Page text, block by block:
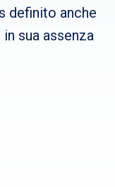
definito anche
sua assenza